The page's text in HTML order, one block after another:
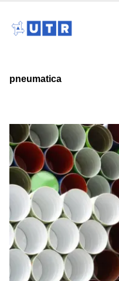
pneumatica